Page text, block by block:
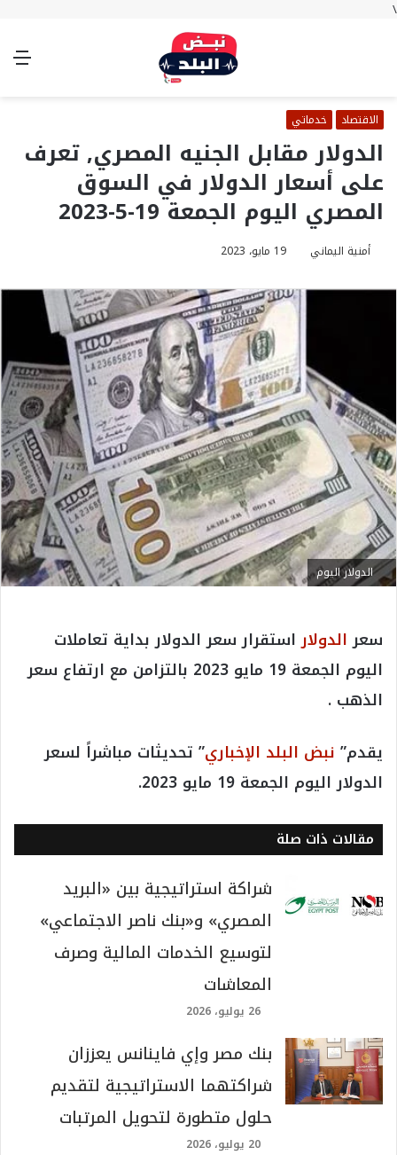
\
الوضع
الاقتصاد خدماتي
الدولار مقابل الجنيه المصري, تعرف
على أسعار الدولار في السوق
المصري اليوم الجمعة 19-5-2023
أمنية اليماني 19 مايو، 2023
الدولار اليوم
سعرالدولاراستقرار سعر الدولار بداية تعاملات
اليوم الجمعة 19 مايو 2023 بالتزامن مع ارتفاع سعر
الذهب .
يقدم” نبض البلد الإخباري” تحديثات مباشراً لسعر
الدولار اليوم الجمعة 19 مايو 2023.
مقالات ذات صلة
شراكة استراتيجية بين «البريد
المصري» و«بنك ناصر الاجتماعي»
لتوسيع الخدمات المالية وصرف
المعاشات
26 يوليو، 2026
بنك مصر وإي فاينانس يعززان
شراكتهما الاستراتيجية لتقديم
حلول متطورة لتحويل المرتبات
20 يوليو، 2026